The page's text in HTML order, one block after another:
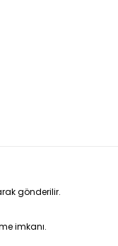
gönderilir.
imkanı.